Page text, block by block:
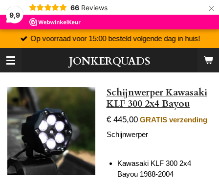
9,9
66 Reviews ×
JONKERQUADS
Op voorraad voor 15:00 besteld volgende dag in huis!
Schijnwerper Kawasaki
KLF 300 2x4 Bayou
€ 445,00 GRATIS verzending
Schijnwerper
Kawasaki KLF 300 2x4
Bayou 1988-2004